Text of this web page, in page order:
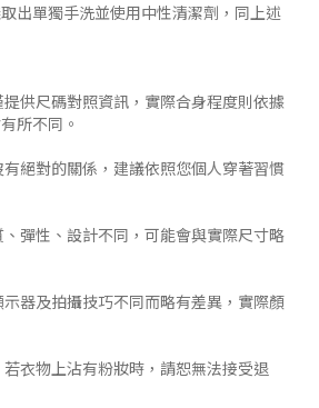
出單獨手洗並使用中性清潔劑，同上述
供尺碼對照資訊，實際合身程度則依據
所不同。
絕對的關係，建議依照您個人穿著習慣
彈性、設計不同，可能會與實際尺寸略
器及拍攝技巧不同而略有差異，實際顏
衣物上沾有粉妝時，請恕無法接受退